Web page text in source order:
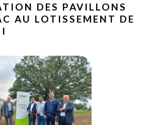
DES PAVILLONS
AU LOTISSEMENT DE